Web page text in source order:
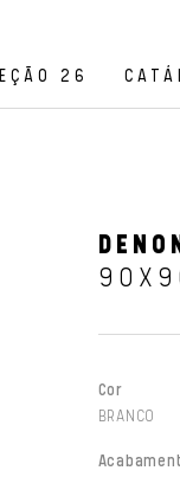
26
Cor
BRANCO